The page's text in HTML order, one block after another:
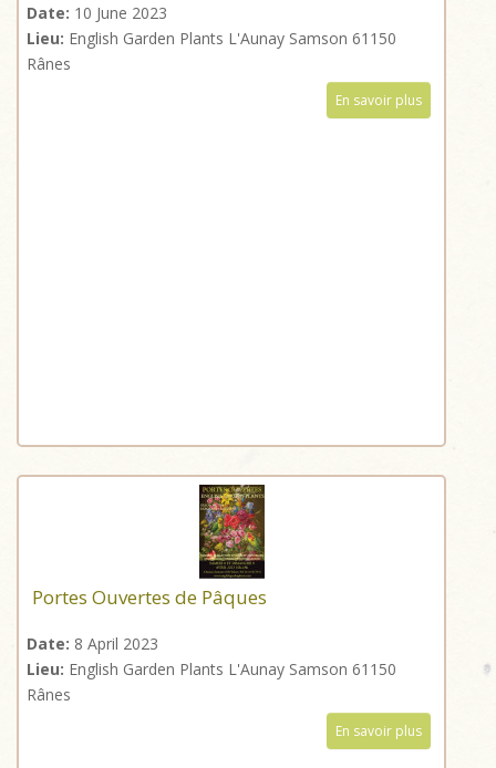
Date: 10 June 2023
Lieu: English Garden Plants L'Aunay Samson 61150
Rânes
En savoir plus
Portes Ouvertes de Pâques
Date: 8 April 2023
Lieu: English Garden Plants L'Aunay Samson 61150
Rânes
En savoir plus